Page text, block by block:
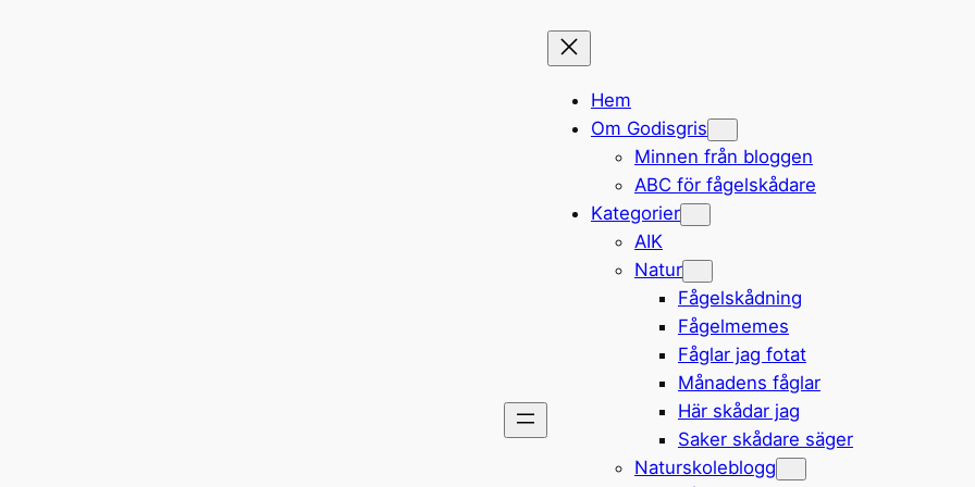
Hem
Om Godisgris
Minnen från bloggen
ABC för fågelskådare
Kategorier
AIK
Natur
Fågelskådning
Fågelmemes
Fåglar jag fotat
Månadens fåglar
Här skådar jag
Saker skådare säger
Naturskoleblogg